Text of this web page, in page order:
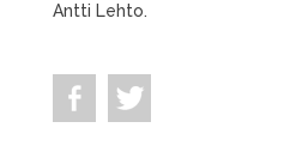
Antti Lehto.